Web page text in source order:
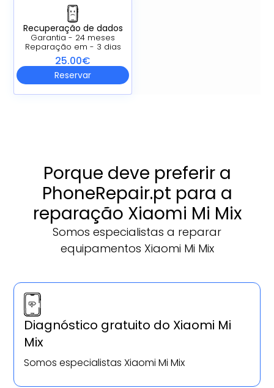
Recuperação de dados
Garantia - 24 meses
Reparação em - 3 dias
25.00€
Reservar
Porque deve preferir a
PhoneRepair.pt para a
reparação Xiaomi Mi Mix
Somos especialistas a reparar
equipamentos Xiaomi Mi Mix
Diagnóstico gratuito do Xiaomi Mi
Mix
Somos especialistas Xiaomi Mi Mix